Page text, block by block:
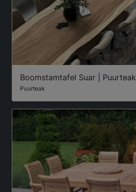
Boomstamtafel Suar | Puurteak
Puurteak